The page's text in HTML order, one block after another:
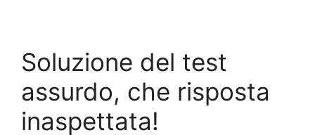
Soluzione del test
assurdo, che risposta
inaspettata!